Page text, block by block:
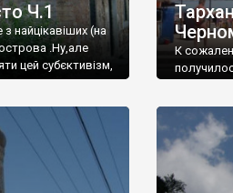
Ч.1
найцікавіших (на
.Ну,але
цей субєктивізм,
К